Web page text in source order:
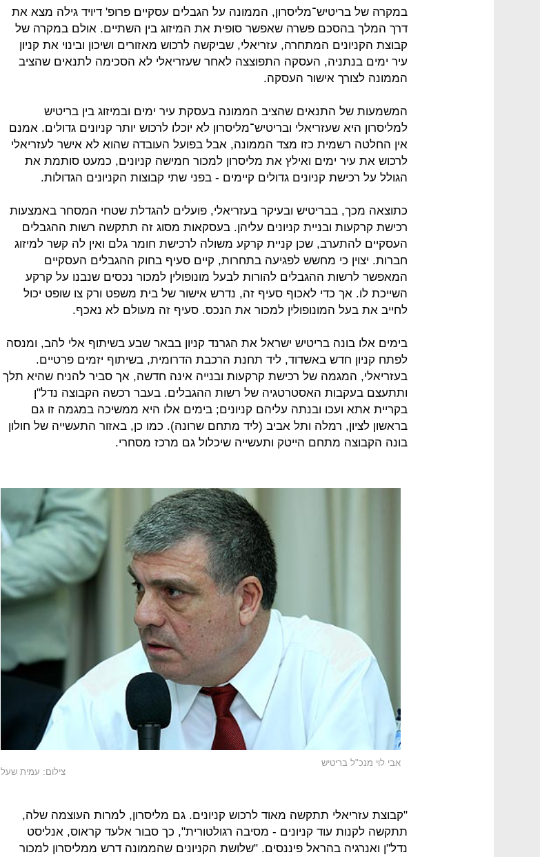
במקרה של בריטיש־מליסרון, הממונה על הגבלים עסקיים פרופ' דיויד גילה מצא את
דרך המלך בהסכם פשרה שאפשר סופית את המיזוג בין השתיים. אולם במקרה של
קבוצת הקניונים המתחרה, עזריאלי, שביקשה לרכוש מאזורים ושיכון ובינוי את קניון
עיר ימים בנתניה, העסקה התפוצצה לאחר שעזריאלי לא הסכימה לתנאים שהציב
הממונה לצורך אישור העסקה.
המשמעות של התנאים שהציב הממונה בעסקת עיר ימים ובמיזוג בין בריטיש
למליסרון היא שעזריאלי ובריטיש־מליסרון לא יוכלו לרכוש יותר קניונים גדולים. אמנם
אין החלטה רשמית כזו מצד הממונה, אבל בפועל העובדה שהוא לא אישר לעזריאלי
לרכוש את עיר ימים ואילץ את מליסרון למכור חמישה קניונים, כמעט סותמת את
הגולל על רכישת קניונים גדולים קיימים - בפני שתי קבוצות הקניונים הגדולות.
כתוצאה מכך, בבריטיש ובעיקר בעזריאלי, פועלים להגדלת שטחי המסחר באמצעות
רכישת קרקעות ובניית קניונים עליהן. בעסקאות מסוג זה תתקשה רשות ההגבלים
העסקיים להתערב, שכן קניית קרקע משולה לרכישת חומר גלם ואין לה קשר למיזוג
חברות. יצוין כי מחשש לפגיעה בתחרות, קיים סעיף בחוק ההגבלים העסקיים
המאפשר לרשות ההגבלים להורות לבעל מונופולין למכור נכסים שנבנו על קרקע
השייכת לו. אך כדי לאכוף סעיף זה, נדרש אישור של בית משפט ורק צו שופט יכול
לחייב את בעל המונופולין למכור את הנכס. סעיף זה מעולם לא נאכף.
בימים אלו בונה בריטיש ישראל את הגרנד קניון בבאר שבע בשיתוף אלי להב, ומנסה
לפתח קניון חדש באשדוד, ליד תחנת הרכבת הדרומית, בשיתוף יזמים פרטיים.
בעזריאלי, המגמה של רכישת קרקעות ובנייה אינה חדשה, אך סביר להניח שהיא תלך
ותתעצם בעקבות האסטרטגיה של רשות ההגבלים. בעבר רכשה הקבוצה נדל"ן
בקריית אתא ועכו ובנתה עליהם קניונים; בימים אלו היא ממשיכה במגמה זו גם
בראשון לציון, רמלה ותל אביב (ליד מתחם שרונה). כמו כן, באזור התעשייה של חולון
בונה הקבוצה מתחם הייטק ותעשייה שיכלול גם מרכז מסחרי.
אבי לוי מנכ"ל בריטיש
צילום: עמית שעל
"קבוצת עזריאלי תתקשה מאוד לרכוש קניונים. גם מליסרון, למרות העוצמה שלה,
תתקשה לקנות עוד קניונים - מסיבה רגולטורית", כך סבור אלעד קראוס, אנליסט
נדל"ן ואנרגיה בהראל פיננסים. "שלושת הקניונים שהממונה דרש ממליסרון למכור